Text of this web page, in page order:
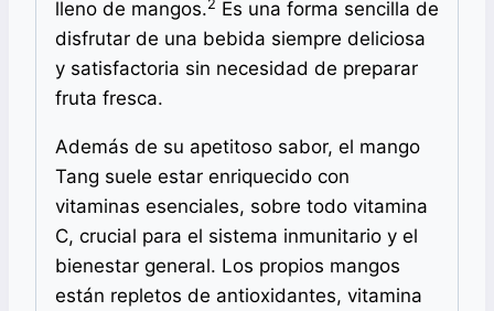
lleno de mangos.2 Es una forma sencilla de
disfrutar de una bebida siempre deliciosa
y satisfactoria sin necesidad de preparar
fruta fresca.
Además de su apetitoso sabor, el mango
Tang suele estar enriquecido con
vitaminas esenciales, sobre todo vitamina
C, crucial para el sistema inmunitario y el
bienestar general. Los propios mangos
están repletos de antioxidantes, vitamina